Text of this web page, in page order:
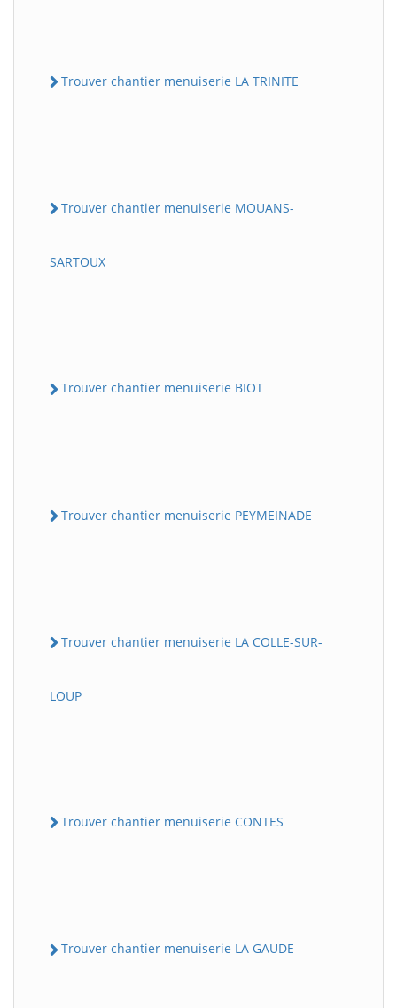
Trouver chantier menuiserie LA TRINITE
Trouver chantier menuiserie MOUANS-
SARTOUX
Trouver chantier menuiserie BIOT
Trouver chantier menuiserie PEYMEINADE
Trouver chantier menuiserie LA COLLE-SUR-
LOUP
Trouver chantier menuiserie CONTES
Trouver chantier menuiserie LA GAUDE